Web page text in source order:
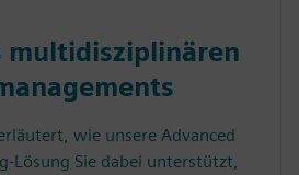
multidisziplinären
wie unsere Advanced
Lösung Sie dabei unterstützt,